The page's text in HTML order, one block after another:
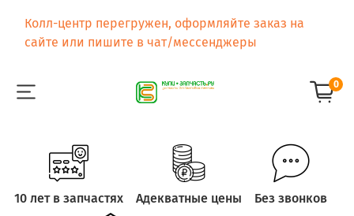
Колл-центр перегружен, оформляйте заказ на
сайте или пишите в чат/мессенджеры
0
10 лет в запчастях Адекватные цены Без звонков